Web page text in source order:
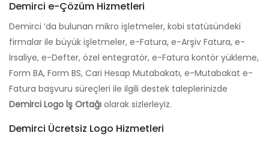
Demirci e-Çözüm Hizmetleri
Demirci ‘da bulunan mikro işletmeler, kobi statüsündeki
firmalar ile büyük işletmeler, e-Fatura, e-Arşiv Fatura, e-
İrsaliye, e-Defter, özel entegratör, e-Fatura kontör yükleme,
Form BA, Form BS, Cari Hesap Mutabakatı, e-Mutabakat e-
Fatura başvuru süreçleri ile ilgili destek taleplerinizde
Demirci Logo İş Ortağı olarak sizlerleyiz.
Demirci Ücretsiz Logo Hizmetleri